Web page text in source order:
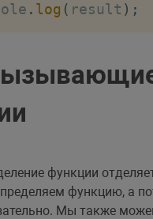
. log ( result ) ;
функции
функцию, а
Мы также